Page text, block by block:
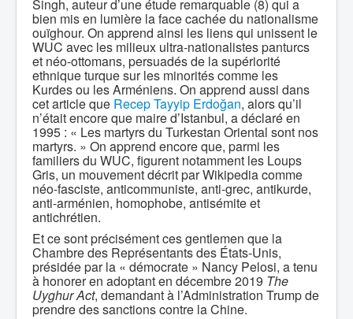
Singh, auteur d’une étude remarquable (8) qui a
bien mis en lumière la face cachée du nationalisme
ouïghour. On apprend ainsi les liens qui unissent le
WUC avec les milieux ultra-nationalistes panturcs
et néo-ottomans, persuadés de la supériorité
ethnique turque sur les minorités comme les
Kurdes ou les Arméniens. On apprend aussi dans
cet article que Recep Tayyip Erdoğan, alors qu’il
n’était encore que maire d’Istanbul, a déclaré en
1995 : « Les martyrs du Turkestan Oriental sont nos
martyrs. » On apprend encore que, parmi les
familiers du WUC, figurent notamment les Loups
Gris, un mouvement décrit par Wikipedia comme
néo-fasciste, anticommuniste, anti-grec, antikurde,
anti-arménien, homophobe, antisémite et
antichrétien.
Et ce sont précisément ces gentlemen que la
Chambre des Représentants des États-Unis,
présidée par la « démocrate » Nancy Pelosi, a tenu
à honorer en adoptant en décembre 2019 The
Uyghur Act, demandant à l’Administration Trump de
prendre des sanctions contre la Chine.